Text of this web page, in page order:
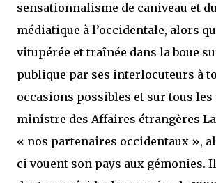
sensationnalisme de caniveau et
médiatique à l’occidentale, alors
vitupérée et traînée dans la boue
publique par ses interlocuteurs à
occasions possibles et sur tous les
ministre des Affaires étrangères
« nos partenaires occidentaux »,
ci vouent son pays aux gémonies.